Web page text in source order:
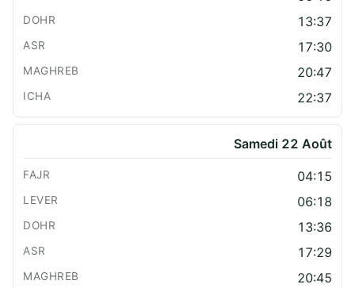
13:37
17:30
20:47
22:37
Samedi 22 Août
04:15
06:18
13:36
17:29
20:45